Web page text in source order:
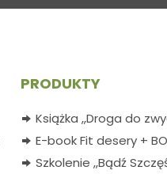
PRODUKTY
Książka ,,Droga do
E-book Fit desery +
Szkolenie ,,Bądź